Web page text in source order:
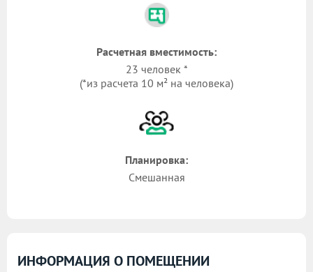
Расчетная вместимость:
23 человек *
(*из расчета 10 м² на человека)
Планировка:
Смешанная
ИНФОРМАЦИЯ О ПОМЕЩЕНИИ